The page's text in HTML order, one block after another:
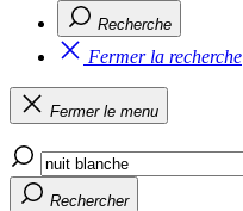
Recherche
Fermer la recherche
Fermer le menu
Rechercher